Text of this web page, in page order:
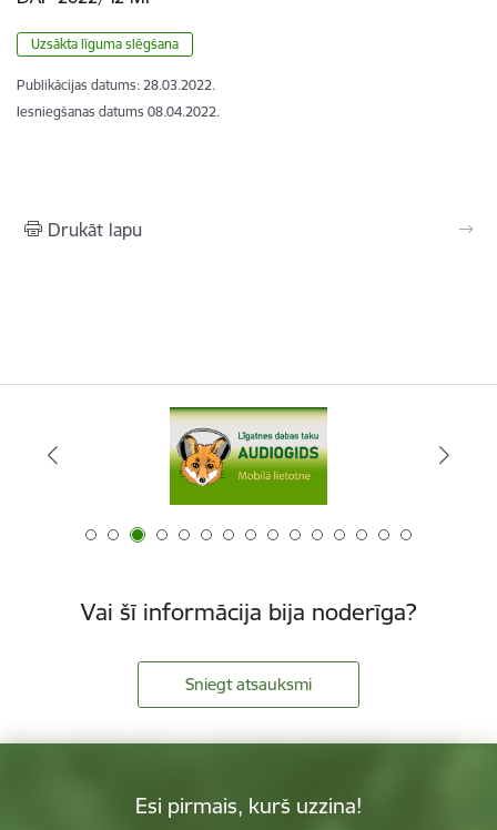
Uzsākta līguma slēgšana
Publikācijas datums: 28.03.2022.
Iesniegšanas datums 08.04.2022.
Drukāt lapu
Vai šī informācija bija noderīga?
Sniegt atsauksmi
Esi pirmais, kurš uzzina!